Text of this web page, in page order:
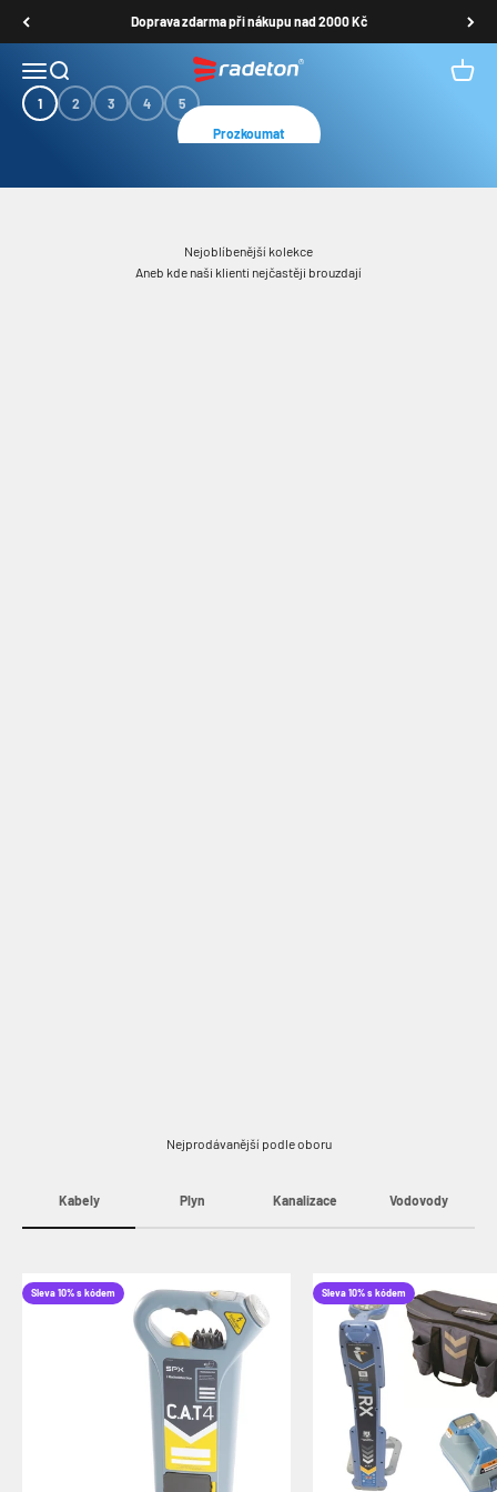
Doprava zdarma při nákupu nad 2000 Kč
Nabídka
Hledat Radeton shop Košík
1 2 3 4 5
Nejoblíbenější kolekce
Aneb kde naši klienti nejčastěji brouzdají
Nejprodávanější podle oboru
Kabely
Sleva 10% s kódem Sleva 10% s kódem
Plyn Kanalizace Vodovody